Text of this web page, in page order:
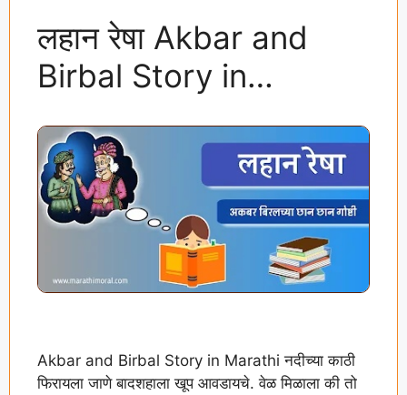
लहान रेषा Akbar and
Birbal Story in
Akbar and Birbal Story in Marathi नदीच्या काठी
फिरायला जाणे बादशहाला खूप आवडायचे. वेळ मिळाला की तो